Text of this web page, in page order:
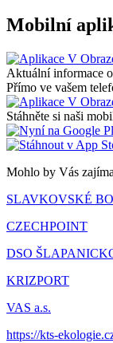
Mobilní
Aktuální informace
Přímo ve vašem
Stáhněte si naši
Mohlo by Vás
SLAVKOVSKÉ
CZECHPOINT
DSO
KRIZPORT
VAS a.s.
https://kts-